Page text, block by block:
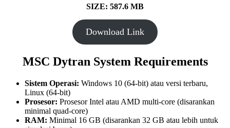
SIZE: 587.6 MB
Download Link
MSC Dytran System Requirements
Sistem Operasi: Windows 10 (64-bit) atau versi terbaru,
Linux (64-bit)
Prosesor: Prosesor Intel atau AMD multi-core (disarankan
minimal quad-core)
RAM: Minimal 16 GB (disarankan 32 GB atau lebih untuk